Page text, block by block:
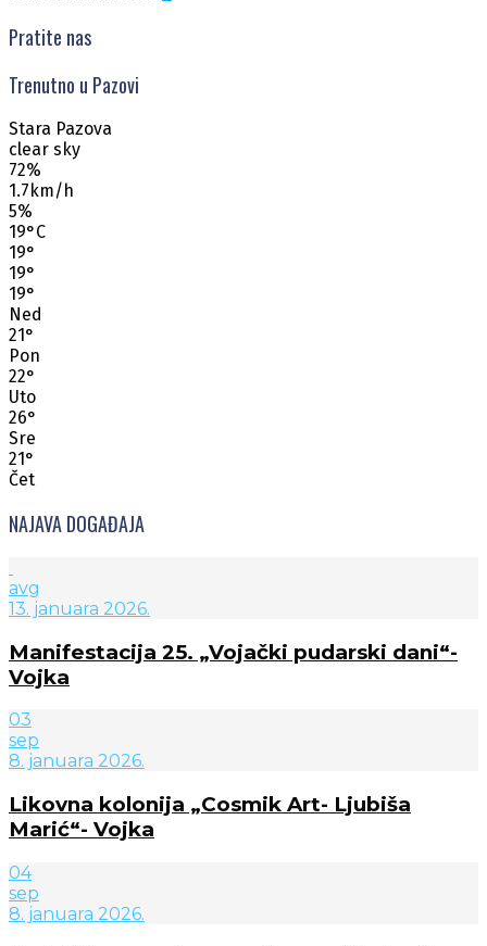
Pratite nas
Trenutno u Pazovi
Stara Pazova
clear sky
72%
1.7km/h
5%
19°C
19°
19°
19°
Ned
21°
Pon
22°
Uto
26°
Sre
21°
Čet
NAJAVA DOGAĐAJA
avg
13. januara 2026.
Manifestacija 25. „Vojački pudarski dani“-
Vojka
03
sep
8. januara 2026.
Likovna kolonija „Cosmik Art- Ljubiša
Marić“- Vojka
04
sep
8. januara 2026.